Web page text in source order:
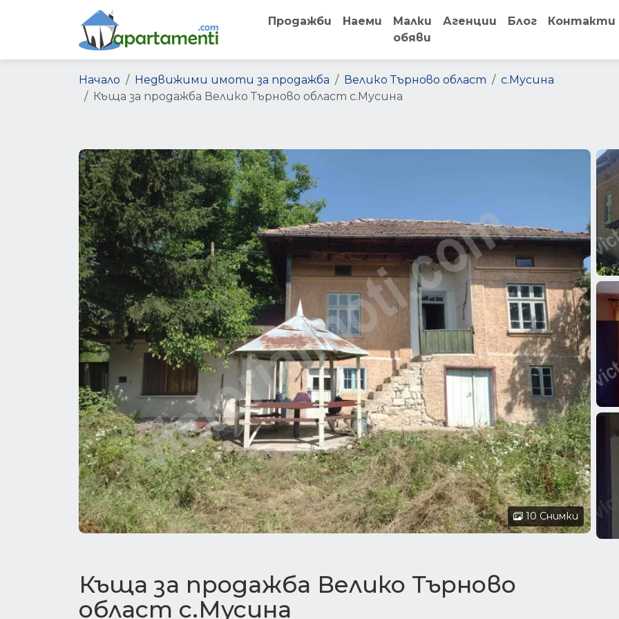
Продажби Наеми
Малки
обяви
Агенции Блог Контакти
Начало Недвижими имоти за продажба Велико Търново област
с.Мусина
Къща за продажба Велико Търново област с.Мусина
10 Снимки
Къща за продажба Велико Търново
област с.Мусина